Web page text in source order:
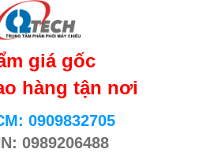
giá gốc
hàng tận nơi
0909832705
0989206488